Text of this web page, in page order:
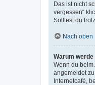
Das ist nicht
vergessen“
Solltest du
Nach oben
Warum
Wenn du
angemeldet
Internetcafé,